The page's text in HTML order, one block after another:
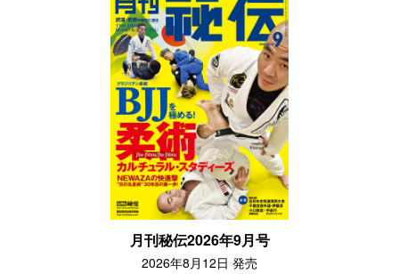
月刊秘伝2026年9月号
2026年8月12日 発売